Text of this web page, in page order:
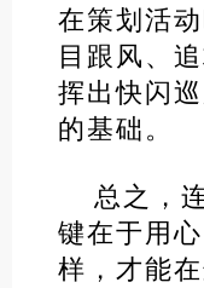
在策划活
目跟风、
挥出快闪
的基础。
总之，
键在于用
样，才能